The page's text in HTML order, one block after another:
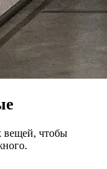
вещей, чтобы